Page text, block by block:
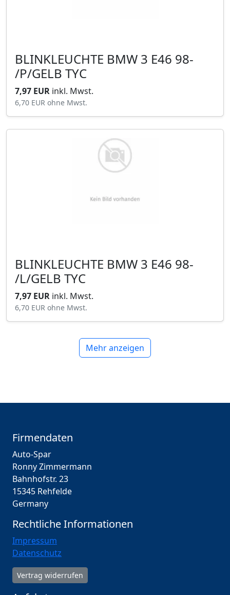
BLINKLEUCHTE BMW 3 E46 98-
/P/GELB TYC
7,97 EUR inkl. Mwst.
6,70 EUR ohne Mwst.
BLINKLEUCHTE BMW 3 E46 98-
/L/GELB TYC
7,97 EUR inkl. Mwst.
6,70 EUR ohne Mwst.
Mehr anzeigen
Firmendaten
Auto-Spar
Ronny Zimmermann
Bahnhofstr. 23
15345 Rehfelde
Germany
Rechtliche Informationen
Impressum
Datenschutz
Vertrag widerrufen